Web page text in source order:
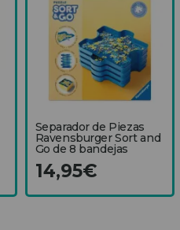
Separador de Piezas
Ravensburger Sort and
Go de 8 bandejas
14,95€